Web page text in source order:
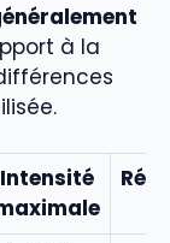
à la
Intensité